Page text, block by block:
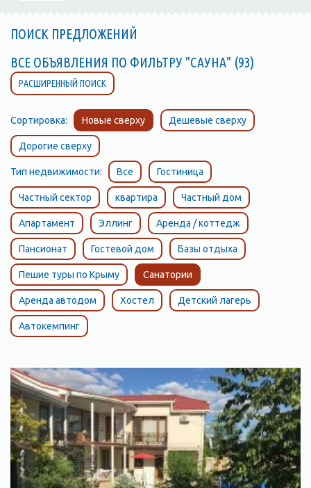
ПОИСК ПРЕДЛОЖЕНИЙ
ВСЕ ОБЪЯВЛЕНИЯ ПО ФИЛЬТРУ "САУНА" (93)
РАСШИРЕННЫЙ ПОИСК
Сортировка: Новые сверху Дешевые сверху
Дорогие сверху
Тип недвижимости: Все Гостиница
Частный сектор квартира Частный дом
Апартамент Эллинг Аренда / коттедж
Пансионат Гостевой дом Базы отдыха
Пешие туры по Крыму Санатории
Аренда автодом Хостел Детский лагерь
Автокемпинг